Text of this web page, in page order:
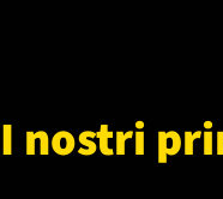
I nostri